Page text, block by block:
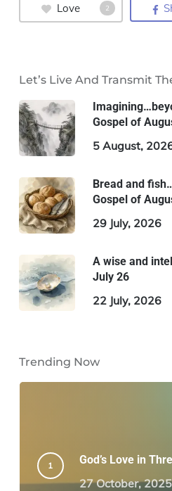
Love 2
Let’s Live And Transmit
Gospel of
5 August,
Bread and
Gospel of
29 July, 2026
A wise and
July 26
22 July, 2026
Trending Now
God’s Love in
27 October, 2025